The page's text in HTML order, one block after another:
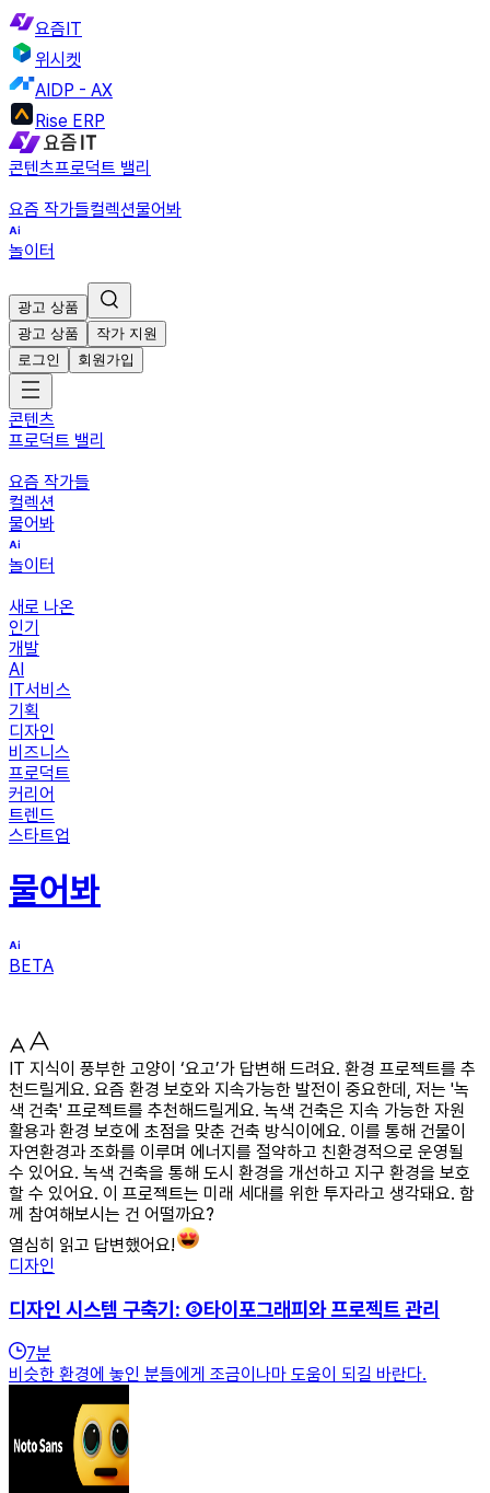
요즘IT
위시켓
AIDP - AX
Rise ERP
콘텐츠프로덕트 밸리
요즘 작가들컬렉션물어봐
놀이터
광고 상품
광고 상품
작가 지원
로그인
회원가입
콘텐츠
프로덕트 밸리
요즘 작가들
컬렉션
물어봐
놀이터
새로 나온
인기
개발
AI
IT서비스
기획
디자인
비즈니스
프로덕트
커리어
트렌드
스타트업
물어봐
BETA
IT 지식이 풍부한 고양이 ‘요고’가 답변해 드려요. 환경 프로젝트를 추
천드릴게요. 요즘 환경 보호와 지속가능한 발전이 중요한데, 저는 '녹
색 건축' 프로젝트를 추천해드릴게요. 녹색 건축은 지속 가능한 자원
활용과 환경 보호에 초점을 맞춘 건축 방식이에요. 이를 통해 건물이
자연환경과 조화를 이루며 에너지를 절약하고 친환경적으로 운영될
수 있어요. 녹색 건축을 통해 도시 환경을 개선하고 지구 환경을 보호
할 수 있어요. 이 프로젝트는 미래 세대를 위한 투자라고 생각돼요. 함
께 참여해보시는 건 어떨까요?
열심히 읽고 답변했어요!
디자인
디자인 시스템 구축기: ③타이포그래피와 프로젝트 관리
7분
비슷한 환경에 놓인 분들에게 조금이나마 도움이 되길 바란다.